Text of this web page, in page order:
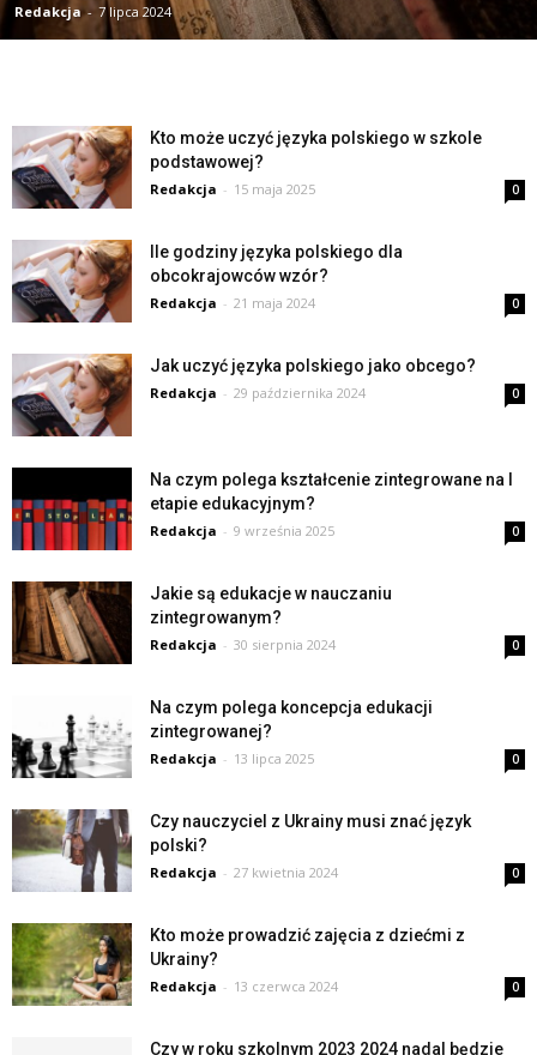
Redakcja - 7 lipca 2024
Kto może uczyć języka polskiego w szkole
podstawowej?
Redakcja - 15 maja 2025 0
Ile godziny języka polskiego dla
obcokrajowców wzór?
Redakcja - 21 maja 2024 0
Jak uczyć języka polskiego jako obcego?
Redakcja - 29 października 2024 0
Na czym polega kształcenie zintegrowane na I
etapie edukacyjnym?
Redakcja - 9 września 2025 0
Jakie są edukacje w nauczaniu
zintegrowanym?
Redakcja - 30 sierpnia 2024 0
Na czym polega koncepcja edukacji
zintegrowanej?
Redakcja - 13 lipca 2025 0
Czy nauczyciel z Ukrainy musi znać język
polski?
Redakcja - 27 kwietnia 2024 0
Kto może prowadzić zajęcia z dziećmi z
Ukrainy?
Redakcja - 13 czerwca 2024 0
Czy w roku szkolnym 2023 2024 nadal będzie